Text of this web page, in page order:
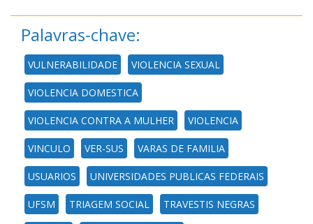
Palavras-chave:
VULNERABILIDADE VIOLENCIA SEXUAL
VIOLENCIA DOMESTICA
VIOLENCIA CONTRA A MULHER VIOLENCIA
VINCULO VER-SUS VARAS DE FAMILIA
USUARIOS UNIVERSIDADES PUBLICAS FEDERAIS
UFSM TRIAGEM SOCIAL TRAVESTIS NEGRAS